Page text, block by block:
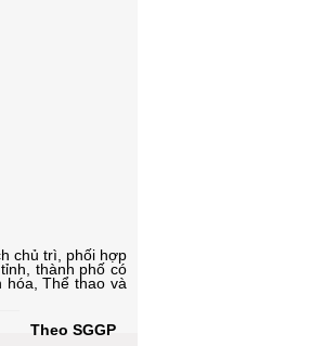
chủ trì, phối hợp
thành phố có
hóa, Thể thao và
Theo SGGP